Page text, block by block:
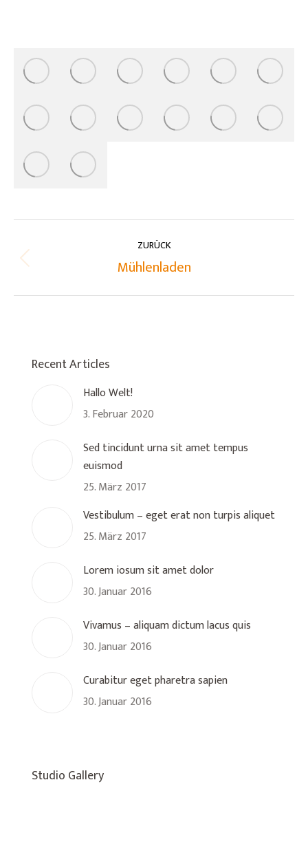
Navigation
ZURÜCK
Vorheriges
Mühlenladen
Recent Articles
Hallo Welt!
3. Februar 2020
Sed tincidunt urna sit amet tempus
euismod
25. März 2017
Vestibulum – eget erat non turpis aliquet
25. März 2017
Lorem iosum sit amet dolor
30. Januar 2016
Vivamus – aliquam dictum lacus quis
30. Januar 2016
Curabitur eget pharetra sapien
30. Januar 2016
Studio Gallery